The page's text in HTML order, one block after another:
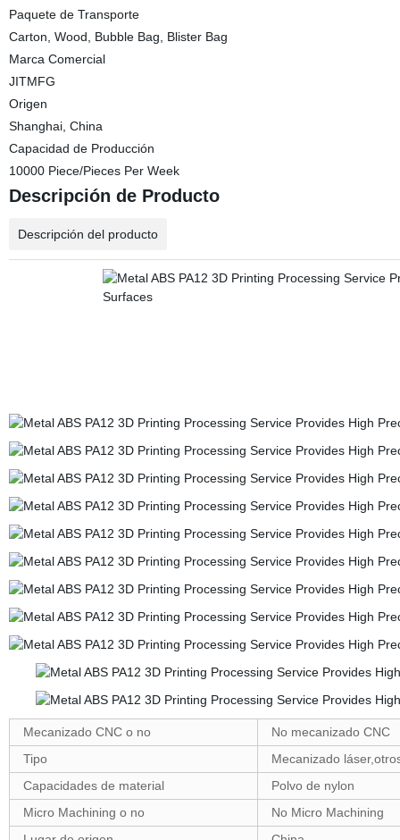
Paquete de Transporte
Carton, Wood, Bubble Bag, Blister Bag
Marca Comercial
JITMFG
Origen
Shanghai, China
Capacidad de Producción
10000 Piece/Pieces Per Week
Descripción de Producto
Descripción del producto
Mecanizado CNC o no
No mecanizado CNC
Tipo
Mecanizado
Capacidades de material
Polvo de nylon
Micro Machining o no
No Micro Machining